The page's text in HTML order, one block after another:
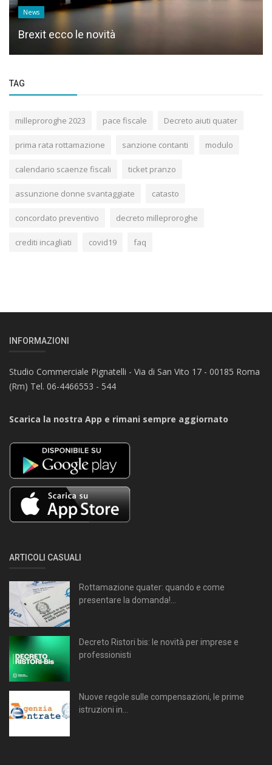
News
Brexit ecco le novità
TAG
milleproroghe 2023 pace fiscale Decreto aiuti quater
prima rata rottamazione sanzione contanti modulo
calendario scaenze fiscali ticket pranzo
assunzione donne svantaggiate catasto
concordato preventivo decreto milleproroghe
crediti incagliati covid19 faq
INFORMAZIONI
Studio Commerciale Pignatelli - Via di San Vito 17 - 00185 Roma
(Rm) Tel. 06-4466553 - 544
Scarica la nostra App e rimani sempre aggiornato
ARTICOLI CASUALI
Rottamazione quater: quando e come
presentare la domanda!...
Decreto Ristori bis: le novità per imprese e
professionisti
Nuove regole sulle compensazioni, le prime
istruzioni in...